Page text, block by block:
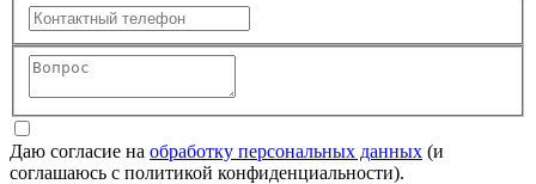
Даю согласие на обработку персональных данных (и
соглашаюсь с политикой конфиденциальности).